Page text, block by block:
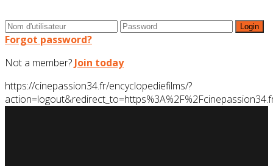
Forgot password?
Not a member? Join today
https://cinepassion34.fr/encyclopediefilms/?